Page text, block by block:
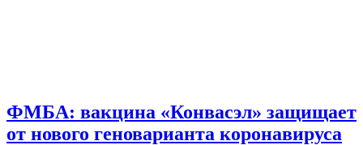
ФМБА: вакцина «Конвасэл» защищает
от нового геноварианта коронавируса